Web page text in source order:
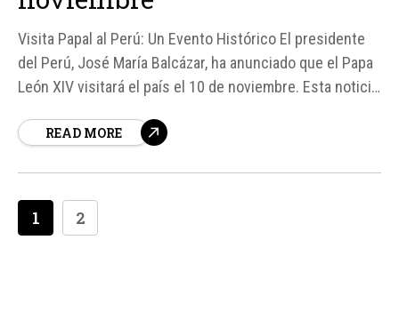
Visita Papal al Perú: Un Evento Histórico El presidente
del Perú, José María Balcázar, ha anunciado que el Papa
León XIV visitará el país el 10 de noviembre. Esta noticia
primera visita del Papa León XIV al Perú desde su
READ MORE
1 2